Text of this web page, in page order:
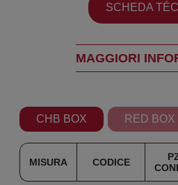
SCHEDA
MAGGIORI
CHB BOX RED BOX
MISURA CODICE